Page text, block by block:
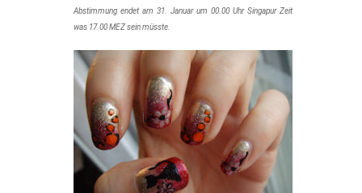
Abstimmung endet am 31. Januar um 00.00 Uhr Singapur Zeit
was 17.00 MEZ sein müsste.